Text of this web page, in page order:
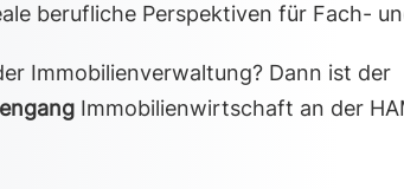
berufliche Perspektiven für Fach-
Immobilienverwaltung? Dann ist der
Immobilienwirtschaft an der